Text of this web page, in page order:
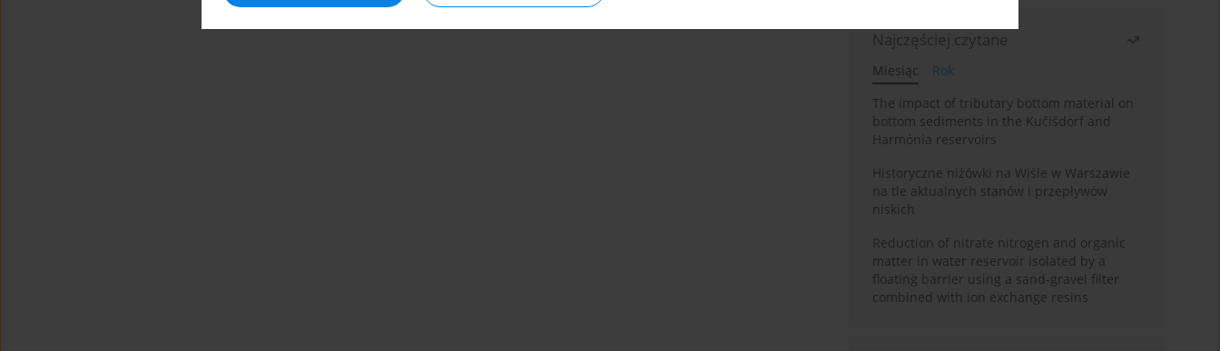
Najczęściej czytane
Miesiąc
Rok
The impact of tributary bottom material on
bottom sediments in the Kučišdorf and
Harmónia reservoirs
Historyczne niżówki na Wiśle w Warszawie
na tle aktualnych stanów i przepływów
niskich
Reduction of nitrate nitrogen and organic
matter in water reservoir isolated by a
floating barrier using a sand-gravel filter
combined with ion exchange resins